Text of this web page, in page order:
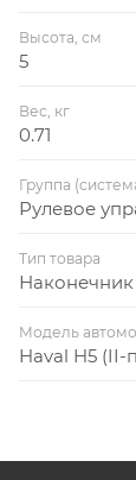
Высота, см
5
Вес, кг
0.71
Группа
Рулевое
Тип товара
Наконечник
Модель
Haval H5 (II-